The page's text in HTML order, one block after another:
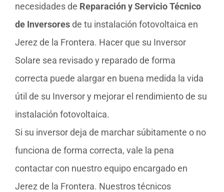
necesidades de Reparación y Servicio Técnico
de Inversoresde tu instalación fotovoltaica en
Jerez de la Frontera. Hacer que su Inversor
Solare sea revisado y reparado de forma
correcta puede alargar en buena medida la vida
útil de su Inversor y mejorar el rendimiento de su
instalación fotovoltaica.
Si su inversor deja de marchar súbitamente o no
funciona de forma correcta, vale la pena
contactar con nuestro equipo encargado en
Jerez de la Frontera. Nuestros técnicos